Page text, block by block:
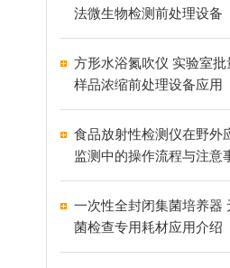
法微生物检测前处理设备
方形水浴氮吹仪 实验室批
样品浓缩前处理设备应用
食品放射性检测仪在野外
监测中的操作流程与注意
一次性全封闭集菌培养器
菌检查专用耗材应用介绍